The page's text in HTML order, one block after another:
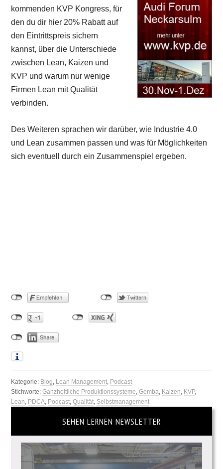
kommenden KVP Kongress, für
den du dir hier 20% Rabatt auf
den Eintrittspreis sichern
kannst, über die Unterschiede
zwischen Lean, Kaizen und
KVP und warum nur wenige
Firmen Lean mit Qualität
verbinden.
Des Weiteren sprachen wir darüber, wie Industrie 4.0
und Lean zusammen passen und was für Möglichkeiten
sich eventuell durch ein Zusammenspiel ergeben.
Kategorie: Blog, Lean Management, Podcast
Stichworte:Ganzheitliche Produktionssysteme,Gemba, Kaizen, KVP,
Lean, PDCA, Podcast,Qualität, Selbstmanagement
SEHEN LERNEN NEWSLETTER